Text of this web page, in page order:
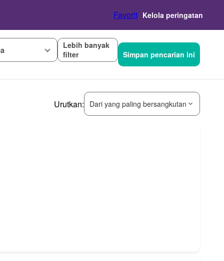
Favorit Kelola peringatan
Lebih banyak
filter
Simpan pencarian ini
Urutkan: Dari yang paling bersangkutan